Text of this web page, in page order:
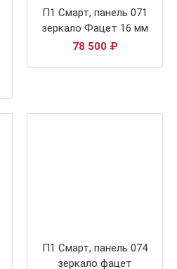
П1 Смарт, панель 071
зеркало Фацет 16 мм
78 500 ₽
П1 Смарт, панель 074
зеркало фацет